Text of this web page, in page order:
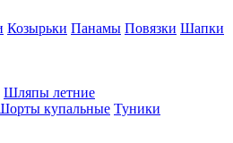
Козырьки Панамы Повязки Шапки
Шляпы летние
купальные Туники